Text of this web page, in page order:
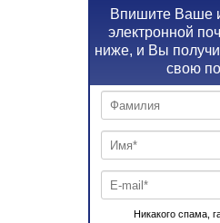
Впишите Ваше
электронной
ниже, и Вы
свою
Никакого спама,